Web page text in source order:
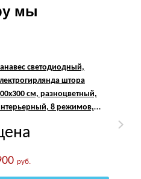
мы
светодиодный,
штора
см, разноцветный,
8 режимов,
от сети
руб.